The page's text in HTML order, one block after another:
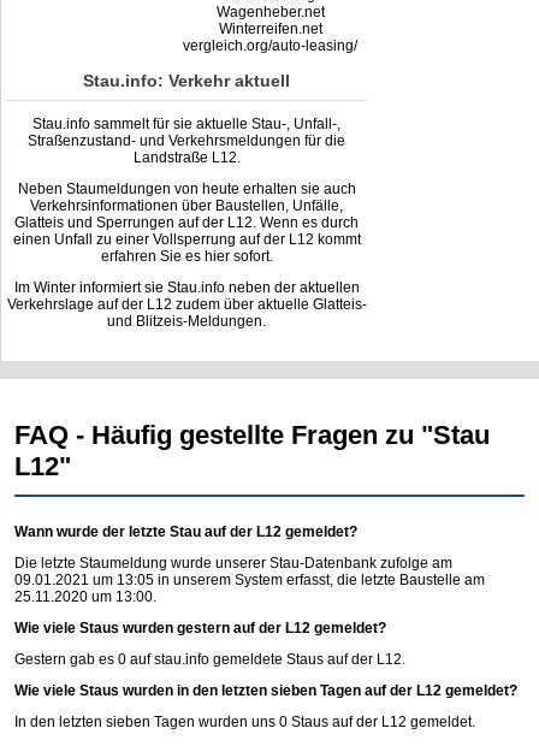
Wagenheber.net
Winterreifen.net
vergleich.org/auto-leasing/
Stau.info: Verkehr aktuell
Stau.info sammelt für sie aktuelle Stau-, Unfall-,
Straßenzustand- und Verkehrsmeldungen für die
Landstraße L12.
Neben Staumeldungen von heute erhalten sie auch
Verkehrsinformationen über Baustellen, Unfälle,
Glatteis und Sperrungen auf der L12. Wenn es durch
einen Unfall zu einer Vollsperrung auf der L12 kommt
erfahren Sie es hier sofort.
Im Winter informiert sie Stau.info neben der aktuellen
Verkehrslage auf der L12 zudem über aktuelle Glatteis-
und Blitzeis-Meldungen.
FAQ - Häufig gestellte Fragen zu "Stau
L12"
Wann wurde der letzte Stau auf der L12 gemeldet?
Die letzte Staumeldung wurde unserer Stau-Datenbank zufolge am
09.01.2021 um 13:05 in unserem System erfasst, die letzte Baustelle am
25.11.2020 um 13:00.
Wie viele Staus wurden gestern auf der L12 gemeldet?
Gestern gab es 0 aufstau.info gemeldete Staus auf der L12.
Wie viele Staus wurden in den letzten sieben Tagen auf der L12 gemeldet?
In den letzten sieben Tagen wurden uns 0 Staus auf der L12 gemeldet.